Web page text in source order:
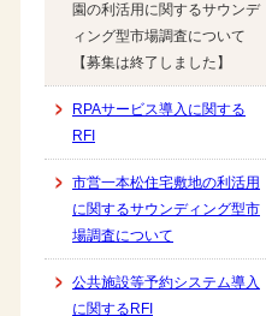
園の利活用に関するサウンデ
ィング型市場調査について
【募集は終了しました】
RPAサービス導入に関する
RFI
市営一本松住宅敷地の利活用
に関するサウンディング型市
場調査について
公共施設等予約システム導入
に関するRFI